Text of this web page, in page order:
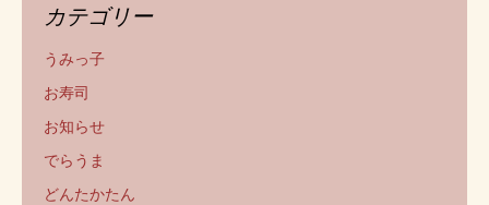
カテゴリー
うみっ子
お寿司
お知らせ
でらうま
どんたかたん